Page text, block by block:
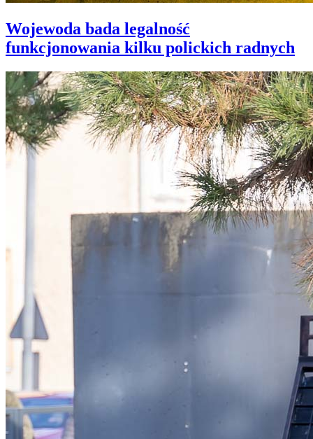
Wojewoda bada legalność
funkcjonowania kilku polickich radnych